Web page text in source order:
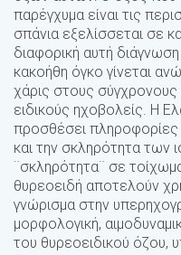
παρέγχυμα είναι τις
σπάνια εξελίσσεται σε
διαφορική αυτή
κακοήθη όγκο γίνεται
χάρις στους
ειδικούς ηχοβολείς. Η
προσθέσει πληροφορίες
και την σκληρότητα των
¨σκληρότητα¨ σε
θυρεοειδή αποτελούν
γνώρισμα στην
μορφολογική,
του θυρεοειδικού όζου,